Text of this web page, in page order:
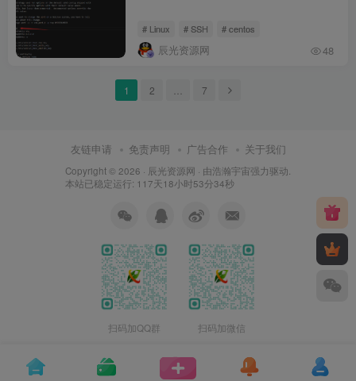
# Linux # SSH # centos
辰光资源网 48
1 2 … 7
友链申请 免责声明 广告合作 关于我们
Copyright © 2026 · 辰光资源网 · 由浩瀚宇宙强力驱动.
本站已稳定运行: 117天18小时53分35秒
扫码加QQ群 扫码加微信